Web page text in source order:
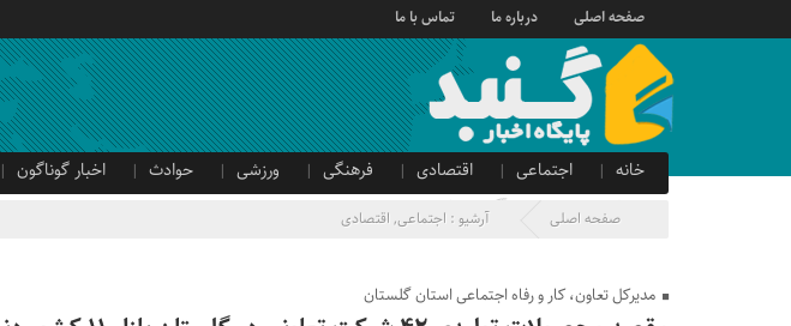
صفحه اصلی درباره ما تماس با ما
خانه اجتماعی اقتصادی فرهنگی ورزشی حوادث اخبار گوناگون
صدای شهروند
آگهی دولتی صفحه اصلی آرشیو : اجتماعی,اقتصادی
مدیرکل تعاون، کار و رفاه اجتماعی استان گلستان